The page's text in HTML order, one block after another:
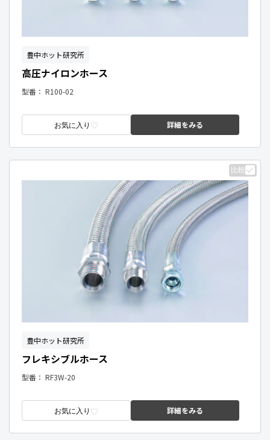
豊中ホット研究所
高圧ナイロンホース
型番： R100-02
お気に入り 詳細をみる
比較
豊中ホット研究所
フレキシブルホース
型番： RF3W-20
お気に入り 詳細をみる